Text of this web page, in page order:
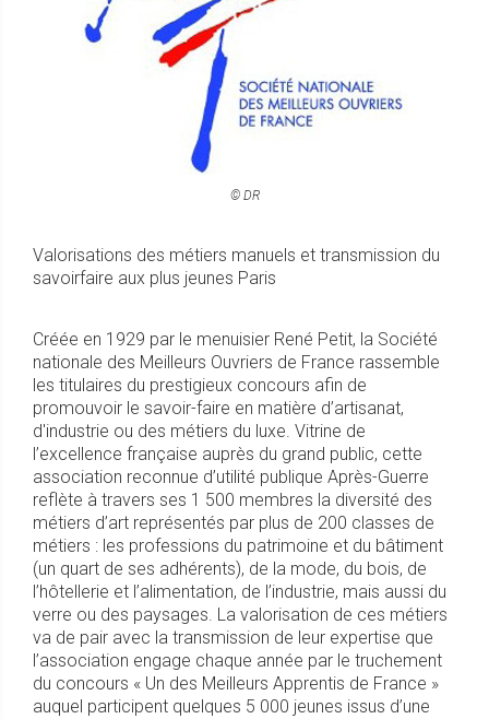
© DR
Valorisations des métiers manuels et transmission du
savoirfaire aux plus jeunes Paris
Créée en 1929 par le menuisier René Petit, la Société
nationale des Meilleurs Ouvriers de France rassemble
les titulaires du prestigieux concours afin de
promouvoir le savoir-faire en matière d’artisanat,
d'industrie ou des métiers du luxe. Vitrine de
l’excellence française auprès du grand public, cette
association reconnue d’utilité publique Après-Guerre
reflète à travers ses 1 500 membres la diversité des
métiers d’art représentés par plus de 200 classes de
métiers : les professions du patrimoine et du bâtiment
(un quart de ses adhérents), de la mode, du bois, de
l’hôtellerie et l’alimentation, de l’industrie, mais aussi du
verre ou des paysages. La valorisation de ces métiers
va de pair avec la transmission de leur expertise que
l’association engage chaque année par le truchement
du concours « Un des Meilleurs Apprentis de France »
auquel participent quelques 5 000 jeunes issus d’une